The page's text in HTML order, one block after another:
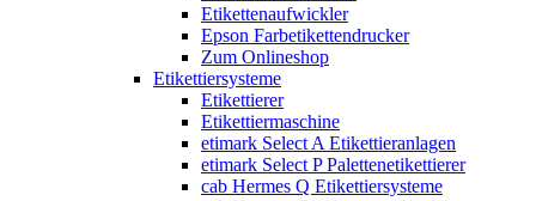
Etikettenaufwickler
Epson Farbetikettendrucker
Zum Onlineshop
Etikettiersysteme
Etikettierer
Etikettiermaschine
etimark Select A Etikettieranlagen
etimark Select P Palettenetikettierer
cab Hermes Q Etikettiersysteme